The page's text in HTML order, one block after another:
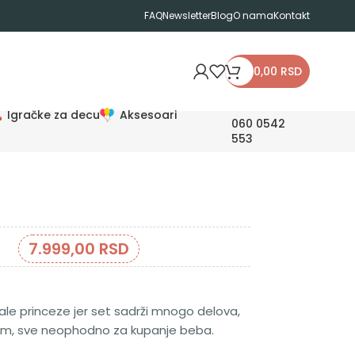
FAQNewsletterBlogO namaKontakt
0,00 RSD
Igračke za decu Aksesoari
060 0542
553
7.999,00 RSD
princeze jer set sadrži mnogo delova,
sve neophodno za kupanje beba.